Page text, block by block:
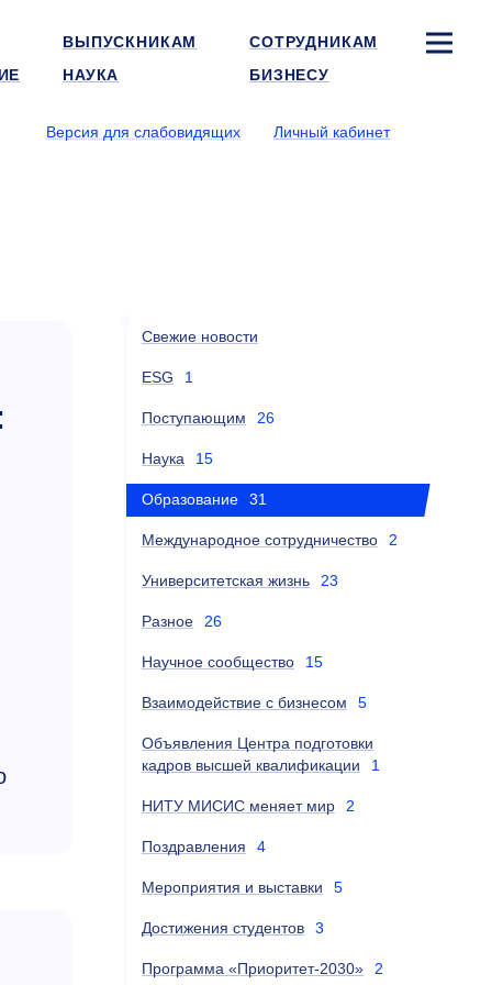
ВЫПУСКНИКАМ
СОТРУДНИКАМ
НАУКА БИЗНЕСУ
Версия для слабовидящих Личный кабинет
Свежие новости
ESG 1
Поступающим 26
Наука 15
Образование 31
Международное сотрудничество 2
Университетская жизнь 23
Разное 26
Научное сообщество 15
Взаимодействие с бизнесом 5
Объявления Центра подготовки
кадров высшей квалификации
1
НИТУ МИСИС меняет мир 2
Поздравления 4
Мероприятия и выставки 5
Достижения студентов 3
Программа «Приоритет-2030» 2